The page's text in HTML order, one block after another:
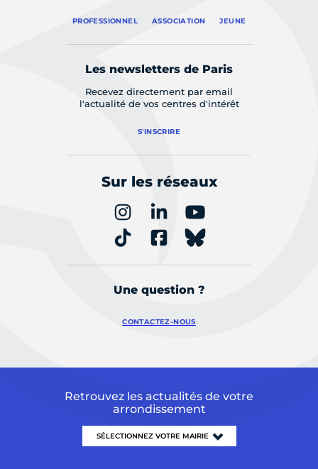
PROFESSIONNEL ASSOCIATION JEUNE
Les newsletters de Paris
Recevez directement par email
l'actualité de vos centres d'intérêt
S'INSCRIRE
Sur les réseaux
Une question ?
CONTACTEZ-NOUS
Retrouvez les actualités de votre
arrondissement